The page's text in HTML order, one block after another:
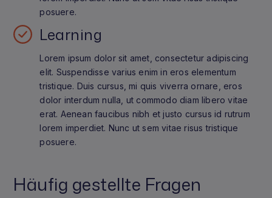
posuere.
Learning
Lorem ipsum dolor sit amet, consectetur adipiscing
elit. Suspendisse varius enim in eros elementum
tristique. Duis cursus, mi quis viverra ornare, eros
dolor interdum nulla, ut commodo diam libero vitae
erat. Aenean faucibus nibh et justo cursus id rutrum
lorem imperdiet. Nunc ut sem vitae risus tristique
posuere.
Häufig gestellte Fragen